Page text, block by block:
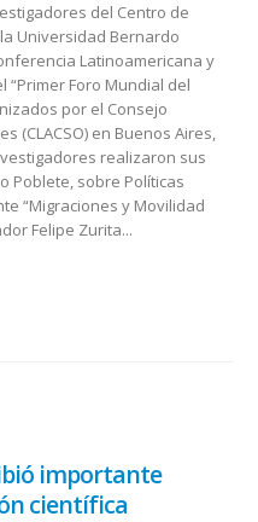
del Centro de
Universidad Bernardo
Latinoamericana y
“Primer Foro Mundial del
por el Consejo
(CLACSO) en Buenos Aires,
realizaron sus
Poblete, sobre Políticas
“Migraciones y Movilidad
Felipe Zurita...
importante
científica